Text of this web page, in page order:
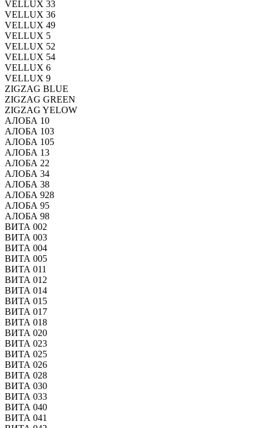
VELLUX 33
VELLUX 36
VELLUX 49
VELLUX 5
VELLUX 52
VELLUX 54
VELLUX 6
VELLUX 9
ZIGZAG BLUE
ZIGZAG GREEN
ZIGZAG YELOW
АЛОБА 10
АЛОБА 103
АЛОБА 105
АЛОБА 13
АЛОБА 22
АЛОБА 34
АЛОБА 38
АЛОБА 928
АЛОБА 95
АЛОБА 98
ВИТА 002
ВИТА 003
ВИТА 004
ВИТА 005
ВИТА 011
ВИТА 012
ВИТА 014
ВИТА 015
ВИТА 017
ВИТА 018
ВИТА 020
ВИТА 023
ВИТА 025
ВИТА 026
ВИТА 028
ВИТА 030
ВИТА 033
ВИТА 040
ВИТА 041